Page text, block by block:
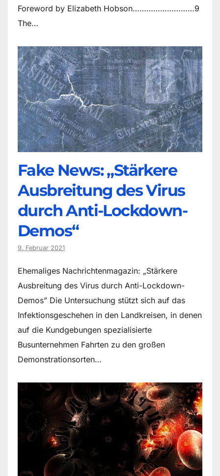
Foreword by Elizabeth Hobson………………………9
The…
Fake News: „Stärkere
Ausbreitung des Virus
durch Anti-Lockdown-
Demos“
9. Februar 2021
Ehemaliges Nachrichtenmagazin: „Stärkere
Ausbreitung des Virus durch Anti-Lockdown-
Demos” Die Untersuchung stützt sich auf das
Infektionsgeschehen in den Landkreisen, in denen
auf die Kundgebungen spezialisierte
Busunternehmen Fahrten zu den großen
Demonstrationsorten…